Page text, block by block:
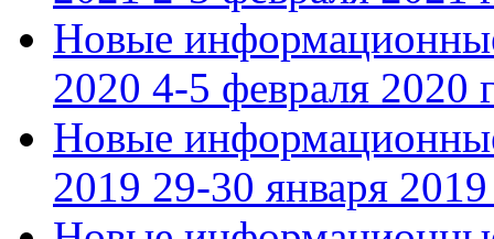
Новые
2020 4-5 февраля 2020
Новые
2019 29-30 января 2019